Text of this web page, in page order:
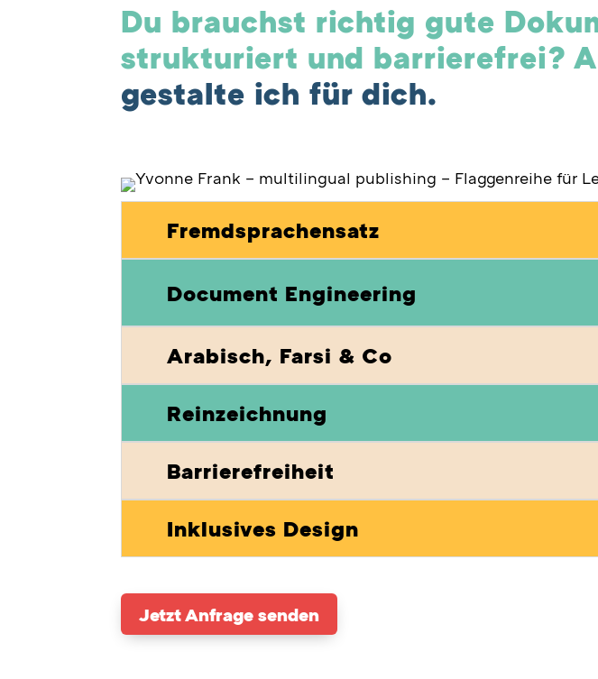
Du brauchst richtig gute
strukturiert und barrierefrei?
gestalte ich für dich.
Fremdsprachensatz
Document Engineering
Arabisch, Farsi & Co
Reinzeichnung
Barrierefreiheit
Inklusives Design
Jetzt Anfrage senden